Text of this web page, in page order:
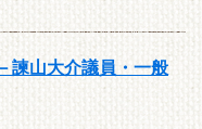
諫山大介議員・一般